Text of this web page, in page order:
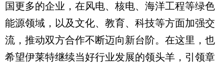
国更多的企业，在风电、核电、海洋工程等绿色
能源领域，以及文化、教育、科技等方面加强交
流，推动双方合作不断迈向新台阶。在这里，也
希望伊莱特继续当好行业发展的领头羊，引领章